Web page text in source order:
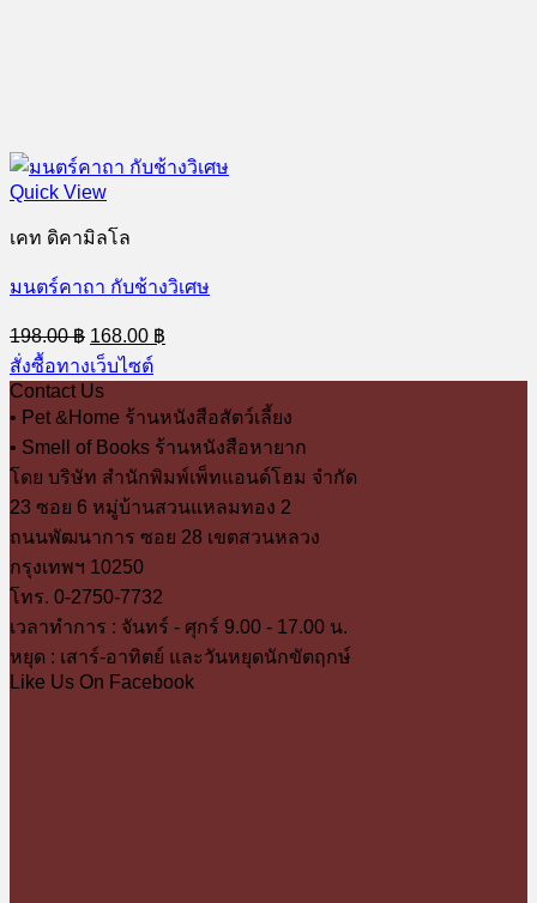
Quick View
เคท ดิคามิลโล
มนตร์คาถา กับช้างวิเศษ
198.00฿ Original
price
was:
198.00 ฿.
168.00 ฿
price
สั่งซื้อทางเว็บไซต์
Contact Us
• Pet &Home ร้านหนังสือสัตว์เลี้ยง
• Smell of Books ร้านหนังสือหายาก
โดย บริษัท สำนักพิมพ์เพ็ทแอนด์โฮม จำกัด
23 ซอย 6 หมู่บ้านสวนแหลมทอง 2
ถนนพัฒนาการ ซอย 28 เขตสวนหลวง
กรุงเทพฯ 10250
โทร. 0-2750-7732
เวลาทำการ : จันทร์ - ศุกร์ 9.00 - 17.00 น.
หยุด : เสาร์-อาทิตย์ และวันหยุดนักขัตฤกษ์
Like Us On Facebook